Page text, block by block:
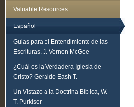
Valuable Resources
Español
Guias para el Entendimiento de las
Escrituras, J. Vernon McGee
¿Cuál es la Verdadera Iglesia de
Cristo? Geraldo Eash T.
Un Vistazo a la Doctrina Bíblica, W.
T. Purkiser